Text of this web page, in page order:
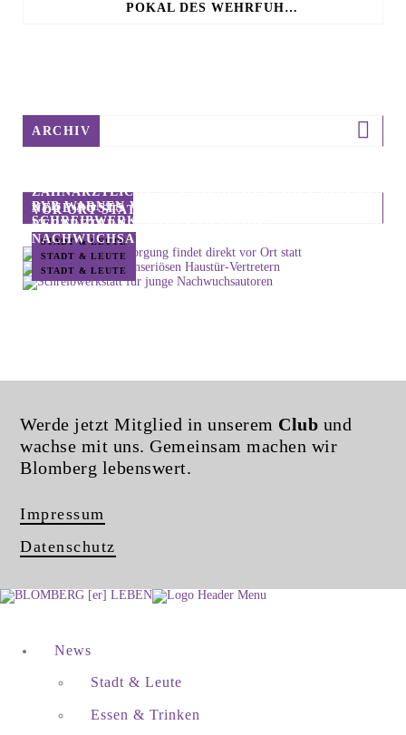
POKAL DES WEHRFÜHRERS FINDET IN DONOP STATT
ARCHIV
NEUE POSTS
ZAHNÄRZTLICHE VERSORGUNG FINDET DIREKT
VOR ORT STATT
STADT & LEUTE
BVB WARNEN VOR UNSERIÖSEN HAUSTÜR-
VERTRETERN
STADT & LEUTE
SCHREIBWERKSTATT FÜR JUNGE
NACHWUCHSAUTOREN
STADT & LEUTE
Werde jetzt Mitglied in unserem Club und
wachse mit uns. Gemeinsam machen wir
Blomberg lebenswert.
Impressum
Datenschutz
News
Stadt & Leute
Essen & Trinken